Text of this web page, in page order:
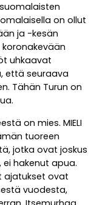
on ollut
ja -kesän
uhkaavat
että seuraava
Tähän Turun on
on mies. MIELI
tuoreen
jotka ovat joskus
hakenut apua.
ajatukset ovat
vuodesta,